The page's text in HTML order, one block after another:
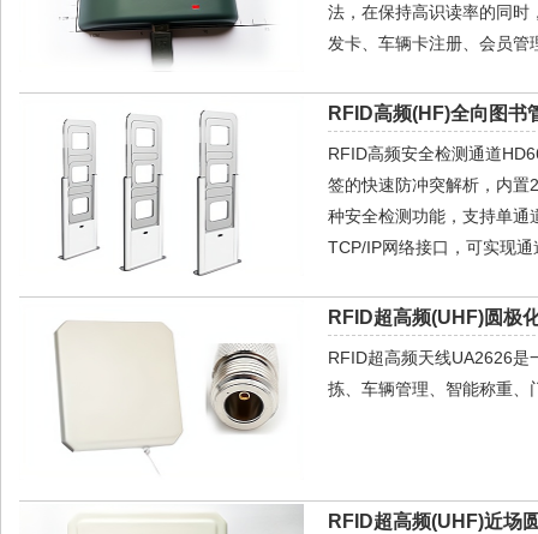
法，在保持高识读率的同时
发卡、车辆卡注册、会员
RFID高频(HF)全向图书
RFID高频安全检测通道
签的快速防冲突解析，内置
种安全检测功能，支持单通
TCP/IP网络接口，可实现
RFID超高频(UHF)圆极
RFID超高频天线UA2626是
拣、车辆管理、智能称重、
RFID超高频(UHF)近场